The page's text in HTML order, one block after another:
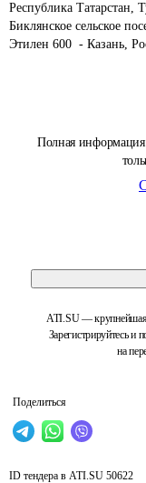
Полная информация
ATI.SU — крупнейшая
Зарегистрируйтесь и
на
Поделиться
Республика Татарстан,
Биклянское сельское
Этилен 600  - Казань,
ID тендера в ATI.SU 50622